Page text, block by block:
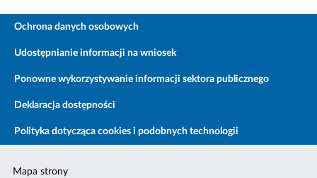
Ochrona danych osobowych
Udostępnianie informacji na wniosek
Ponowne wykorzystywanie informacji sektora publicznego
Deklaracja dostępności
Polityka dotycząca cookies i podobnych technologii
Mapa strony